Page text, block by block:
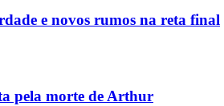
e novos rumos na reta final
pela morte de Arthur